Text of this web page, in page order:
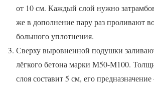
от 10 см. Каждый слой нужно
же в дополнение пару раз проливают
большого уплотнения.
Сверху выровненной подушки
лёгкого бетона марки М50-М100.
слоя составит 5 см, его